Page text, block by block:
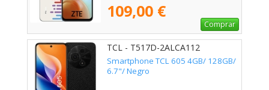
109,00 €
Comprar
TCL - T517D-2ALCA112
Smartphone TCL 605 4GB/ 128GB/
6.7"/ Negro